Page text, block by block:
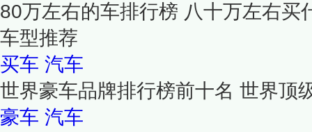
80万左右的车排行榜 八十万左右买
车型推荐
买车 汽车
世界豪车品牌排行榜前十名 世界顶
豪车 汽车